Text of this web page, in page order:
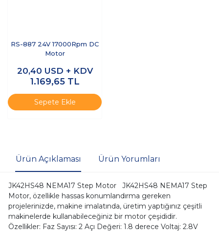
RS-887 24V 17000Rpm DC
Motor
20,40 USD + KDV
1.169,65 TL
Sepete Ekle
Ürün Açıklaması Ürün Yorumları
JK42HS48 NEMA17 Step Motor JK42HS48 NEMA17 Step
Motor, özellikle hassas konumlandırma gereken
projelerinizde, makine imalatında, üretim yaptığınız çeşitli
makinelerde kullanabileceğiniz bir motor çeşididir.
Özellikler: Faz Sayısı: 2 Açı Değeri: 1.8 derece Voltaj: 2.8V